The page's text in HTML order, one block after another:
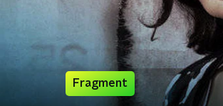
Fragment